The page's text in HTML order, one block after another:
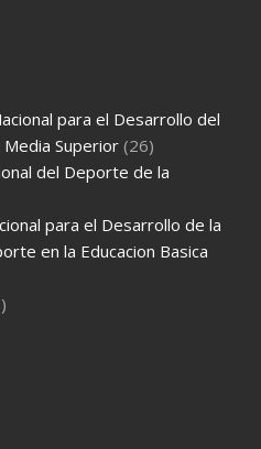
para el Desarrollo del
Superior (26)
del Deporte de la
para el Desarrollo de la
en la Educacion Basica